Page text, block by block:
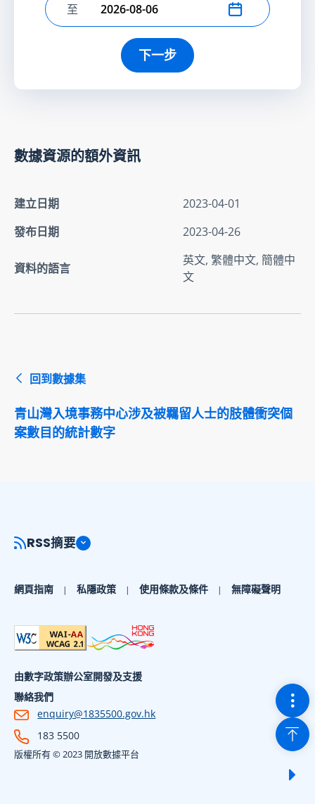
選擇結束日期
至
下一步
數據資源的額外資訊
建立日期
2023-04-01
發布日期
2023-04-26
資料的語言
英文, 繁體中文, 簡體中
文
回到數據集
青山灣入境事務中心涉及被羈留人士的肢體衝突個
案數目的統計數字
切
回到
RSS摘要
網頁指南 私隱政策 使用條款及條件 無障礙聲明
由數字政策辦公室開發及支援
聯絡我們
enquiry@1835500.gov.hk
183 5500
版權所有 © 2023 開放數據平台